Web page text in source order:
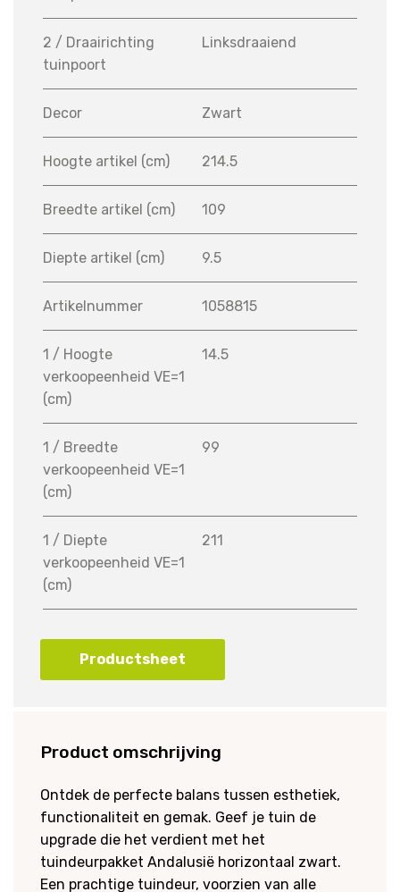
2 / Draairichting
tuinpoort
Linksdraaiend
Decor Zwart
Hoogte artikel (cm) 214.5
Breedte artikel (cm) 109
Diepte artikel (cm) 9.5
Artikelnummer 1058815
1 / Hoogte
verkoopeenheid VE=1
(cm)
14.5
1 / Breedte
verkoopeenheid VE=1
(cm)
99
1 / Diepte
verkoopeenheid VE=1
(cm)
211
Productsheet
Product omschrijving
Ontdek de perfecte balans tussen esthetiek,
functionaliteit en gemak. Geef je tuin de
upgrade die het verdient met het
tuindeurpakket Andalusië horizontaal zwart.
Een prachtige tuindeur, voorzien van alle